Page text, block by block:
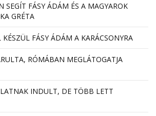
SEGÍT FÁSY ÁDÁM ÉS A MAGYAROK
GRÉTA
FÁSY ÁDÁM A KARÁCSONYRA
RÓMÁBAN MEGLÁTOGATJA
INDULT, DE TÖBB LETT